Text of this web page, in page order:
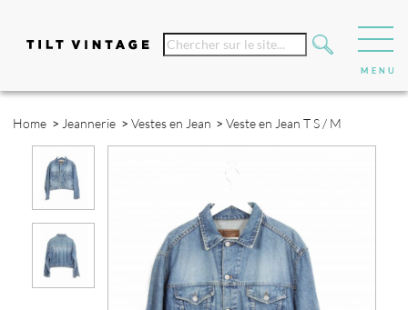
Home > Jeannerie > Vestes en Jean >Veste en Jean T S / M